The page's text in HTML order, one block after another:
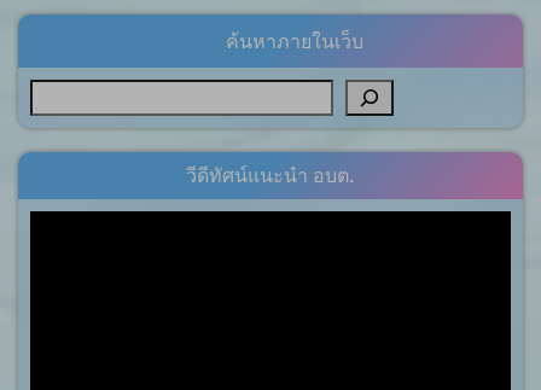
ค้นหาภายในเว็บ
วีดีทัศน์แนะนำ อบต.